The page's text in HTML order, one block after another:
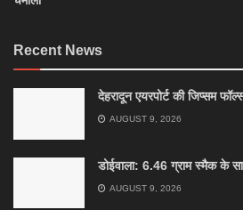
Recent News
देहरादून एयरपोर्ट की जिप्सम
AUGUST 9, 2026
डोईवाला: 6.46 ग्राम स्मैक के
AUGUST 9, 2026